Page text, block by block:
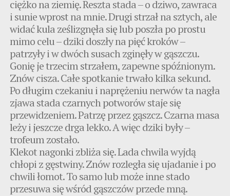
ciężko na ziemię. Reszta stada – o dziwo, zawraca
i sunie wprost na mnie. Drugi strzał na sztych, ale
widać kula ześlizgnęła się lub poszła po prostu
mimo celu – dziki doszły na pięć kroków –
patrzyły i w dwóch susach zginęły w gąszczu.
Gonię je trzecim strzałem, zapewne spóźnionym.
Znów cisza. Całe spotkanie trwało kilka sekund.
Po długim czekaniu i naprężeniu nerwów ta nagła
zjawa stada czarnych potworów staje się
przewidzeniem. Patrzę przez gąszcz. Czarna masa
leży i jeszcze drga lekko. A więc dziki były –
trofeum zostało.
Klekot nagonki zbliża się. Lada chwila wyjdą
chłopi z gęstwiny. Znów rozległa się ujadanie i po
chwili łomot. To samo lub może inne stado
przesuwa się wśród gąszczów przede mną.